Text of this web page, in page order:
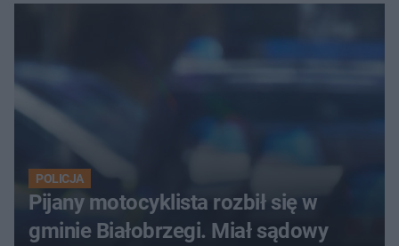
POLICJA
Pijany motocyklista rozbił się w
gminie Białobrzegi. Miał sądowy